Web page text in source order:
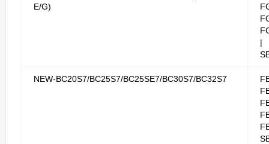
E/G)
|
NEW-BC20S7/BC25S7/BC25SE7/BC30S7/BC32S7